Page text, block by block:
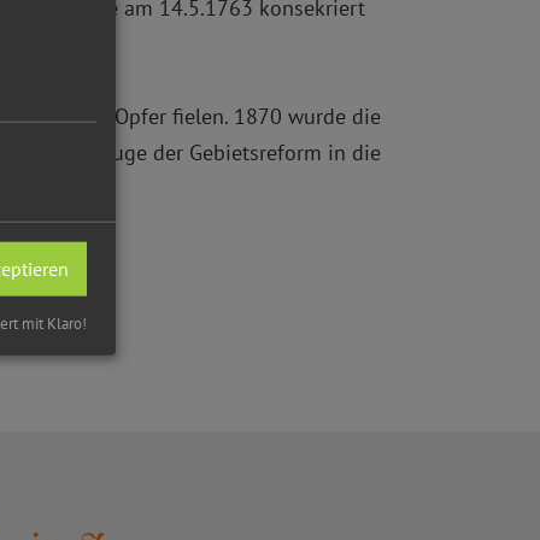
Kirche, die am 14.5.1763 konsekriert
zum Opfer fielen. 1870 wurde die
im Zuge der Gebietsreform in die
mit Klaro!